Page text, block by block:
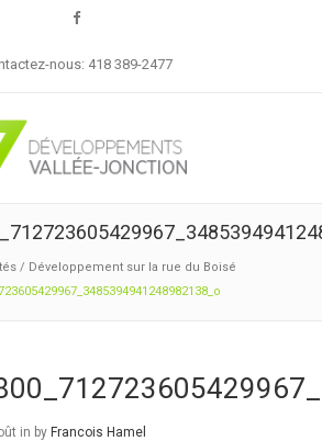
nous: 418 389-2477
/ Développement sur la rue du Boisé
in by Francois Hamel